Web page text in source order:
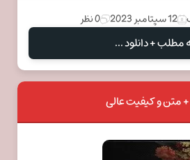
12 سپتامبر 2023 0 نظر
مطلب + دانلود ...
متن و کیفیت عالی